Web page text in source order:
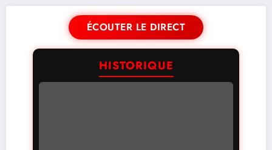
ÉCOUTER LE DIRECT
HISTORIQUE